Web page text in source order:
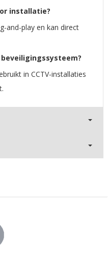
installatie?
and-play en kan direct
in CCTV-installaties